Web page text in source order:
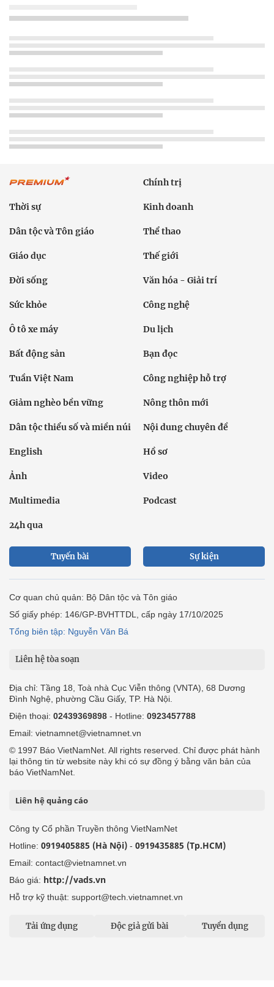
Chính trị
Thời sự Kinh doanh
Dân tộc và Tôn giáo Thể thao
Giáo dục Thế giới
Đời sống Văn hóa - Giải trí
Sức khỏe Công nghệ
Ô tô xe máy Du lịch
Bất động sản Bạn đọc
Tuần Việt Nam Công nghiệp hỗ trợ
Giảm nghèo bền vững Nông thôn mới
Dân tộc thiểu số và miền núi Nội dung chuyên đề
English Hồ sơ
Ảnh Video
Multimedia Podcast
24h qua
Tuyến bài Sự kiện
Cơ quan chủ quản: Bộ Dân tộc và Tôn giáo
Số giấy phép: 146/GP-BVHTTDL, cấp ngày 17/10/2025
Tổng biên tập: Nguyễn Văn Bá
Liên hệ tòa soạn
Địa chỉ: Tầng 18, Toà nhà Cục Viễn thông (VNTA), 68 Dương
Đình Nghệ, phường Cầu Giấy, TP. Hà Nội.
Điện thoại: 02439369898 - Hotline: 0923457788
Email: vietnamnet@vietnamnet.vn
© 1997 Báo VietNamNet. All rights reserved. Chỉ được phát hành
lại thông tin từ website này khi có sự đồng ý bằng văn bản của
báo VietNamNet.
Liên hệ quảng cáo
Công ty Cổ phần Truyền thông VietNamNet
Hotline: 0919405885 (Hà Nội) - 0919435885 (Tp.HCM)
Email: contact@vietnamnet.vn
Báo giá: http://vads.vn
Hỗ trợ kỹ thuật: support@tech.vietnamnet.vn
Tải ứng dụng Độc giả gửi bài Tuyển dụng